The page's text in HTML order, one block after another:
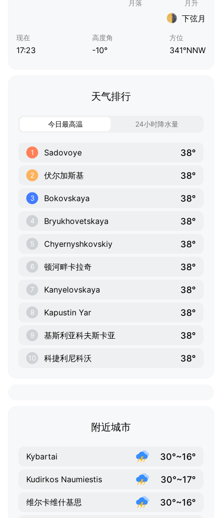
下弦月
现在
17:23
高度角
-10°
方位
341°NNW
天气排行
今日最高温 24小时降水量
1 Sadovoye 38°
2 伏尔加斯基 38°
3 Bokovskaya 38°
4 Bryukhovetskaya 38°
5 Chyernyshkovskiy 38°
6 顿河畔卡拉奇 38°
7 Kanyelovskaya 38°
8 Kapustin Yar 38°
9 基斯利亚科夫斯卡亚 38°
10 科捷利尼科沃 38°
附近城市
Kybartai 30°~16°
Kudirkos Naumiestis 30°~17°
维尔卡维什基思 30°~16°